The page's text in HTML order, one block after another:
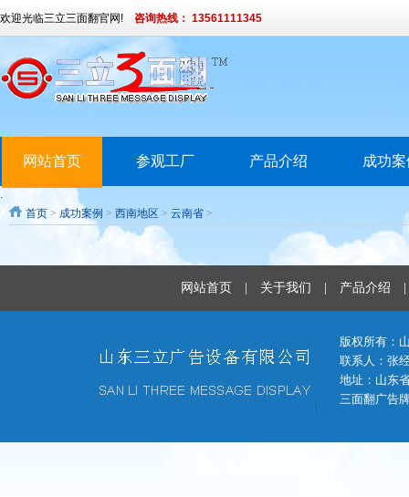
欢迎光临三立三面翻官网! 咨询热线： 13561111345
网站首页 参观工厂 产品介绍 成功
.
首页 > 成功案例 > 西南地区 > 云南省 >
网站首页 关于我们 产品介绍
版权所有：
联系人：张
地址：山东
三面翻广告